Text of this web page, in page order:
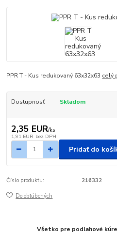
PPR T - Kus redukovaný 63x32x63 celý
Dostupnosť Skladom
2,35 EUR/ks
1,91 EUR bez DPH
Pridať do
Číslo produktu: 216332
Do obľúbených
Všetko pre podlahové